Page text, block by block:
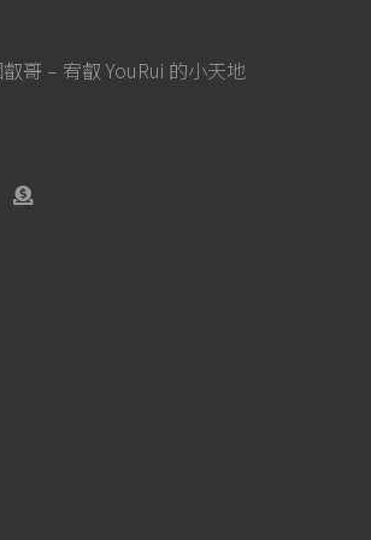
哥 – 宥叡 YouRui 的小天地